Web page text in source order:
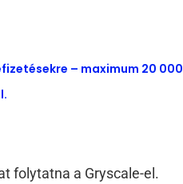
– maximum 20 000
folytatna a Gryscale-el.